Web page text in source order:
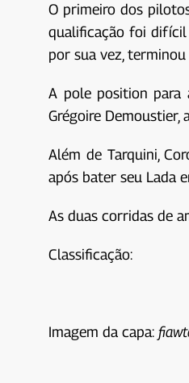
O primeiro dos
qualificação foi difícil
por sua vez,
A pole position para
Grégoire Demoustier,
Além de Tarquini,
após bater seu Lada
As duas corridas de
Classificação:
Imagem da capa: